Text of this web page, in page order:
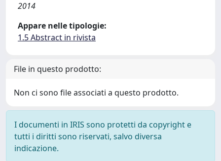
2014
Appare nelle tipologie:
1.5 Abstract in rivista
File in questo prodotto:
Non ci sono file associati a questo prodotto.
I documenti in IRIS sono protetti da copyright e
tutti i diritti sono riservati, salvo diversa
indicazione.